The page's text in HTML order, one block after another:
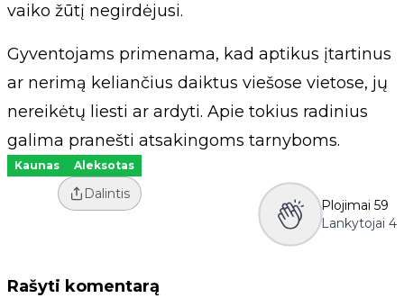
vaiko žūtį negirdėjusi.
Gyventojams primenama, kad aptikus įtartinus
ar nerimą keliančius daiktus viešose vietose, jų
nereikėtų liesti ar ardyti. Apie tokius radinius
galima pranešti atsakingoms tarnyboms.
Kaunas Aleksotas
Dalintis
Plojimai 59
Lankytojai 4
Rašyti komentarą